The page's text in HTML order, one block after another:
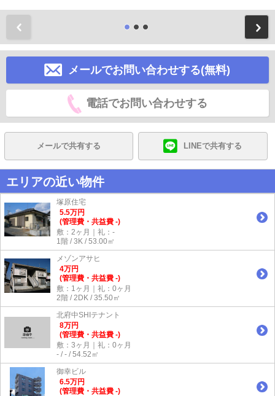
メールでお問い合わせする(無料)
電話でお問い合わせする
メールで共有する LINEで共有する
エリアの近い物件
塚原住宅
5.5万円
(管理費・共益費 -)
敷：2ヶ月｜礼：-
1階 / 3K / 53.00㎡
メゾンアサヒ
4万円
(管理費・共益費 -)
敷：1ヶ月｜礼：0ヶ月
2階 / 2DK / 35.50㎡
北府中SHIテナント
8万円
(管理費・共益費 -)
敷：3ヶ月｜礼：0ヶ月
- / - / 54.52㎡
御幸ビル
6.5万円
(管理費・共益費 -)